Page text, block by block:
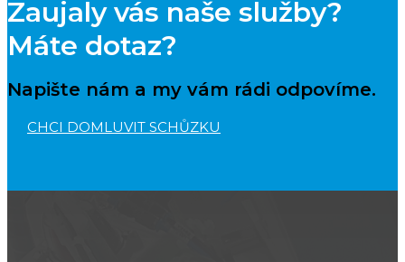
Zaujaly vás naše služby?
Máte dotaz?
Napište nám a my vám rádi odpovíme.
CHCI DOMLUVIT SCHŮZKU